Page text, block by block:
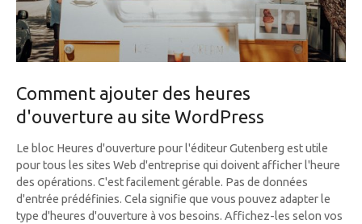
Comment ajouter des heures
d'ouverture au site WordPress
Le bloc Heures d'ouverture pour l'éditeur Gutenberg est utile
pour tous les sites Web d'entreprise qui doivent afficher l'heure
des opérations. C'est facilement gérable. Pas de données
d'entrée prédéfinies. Cela signifie que vous pouvez adapter le
type d'heures d'ouverture à vos besoins. Affichez-les selon vos